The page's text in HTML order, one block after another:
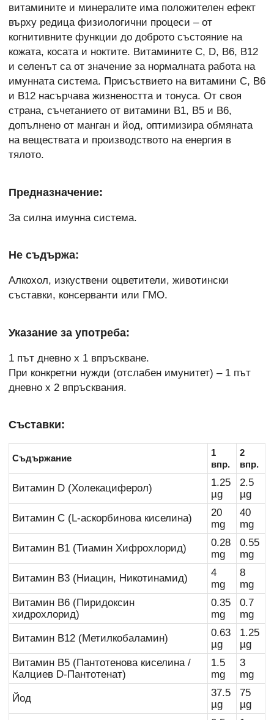
витамините и минералите има положителен ефект
върху редица физиологични процеси – от
когнитивните функции до доброто състояние на
кожата, косата и ноктите. Витамините C, D, B6, B12
и селенът са от значение за нормалната работа на
имунната система. Присъствието на витамини C, B6
и B12 насърчава жизнеността и тонуса. От своя
страна, съчетанието от витамини B1, B5 и B6,
допълнено от манган и йод, оптимизира обмяната
на веществата и производството на енергия в
тялото.
Предназначение:
За силна имунна система.
Не съдържа:
Алкохол, изкуствени оцветители, животински
съставки, консерванти или ГМО.
Указание за употреба:
1 път дневно х 1 впръскване.
При конкретни нужди (отслабен имунитет) – 1 път
дневно х 2 впръсквания.
Съставки:
Съдържание
1
впр.
2
впр.
Витамин D (Холекациферол)
1.25
µg
2.5
µg
Витамин C (L-аскорбинова киселина)
20
mg
40
mg
Витамин B1 (Тиамин Хифрохлорид)
0.28
mg
0.55
mg
Витамин B3 (Ниацин, Никотинамид)
4
mg
8
mg
Витамин B6 (Пиридоксин
хидрохлорид)
0.35
mg
0.7
mg
Витамин B12 (Метилкобаламин)
0.63
µg
1.25
µg
Витамин B5 (Пантотенова киселина /
Калциев D-Пантотенат)
1.5
mg
3
mg
Йод
37.5
µg
75
µg